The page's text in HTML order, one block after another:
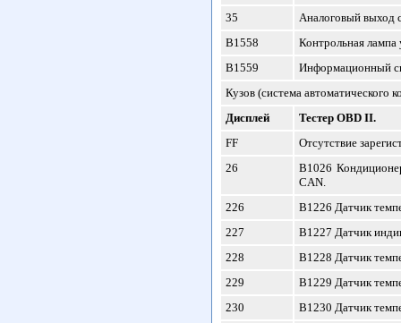
35
Аналоговый выход
В1558
Контрольная лампа
В1559
Информационный
Кузов (система автоматического
Дисплей
Тестер OBD II.
FF
Отсутствие
26
B1026
CAN.
226
B1226 Датчик
227
B1227 Датчик
228
B1228 Датчик
229
B1229 Датчик
230
B1230 Датчик